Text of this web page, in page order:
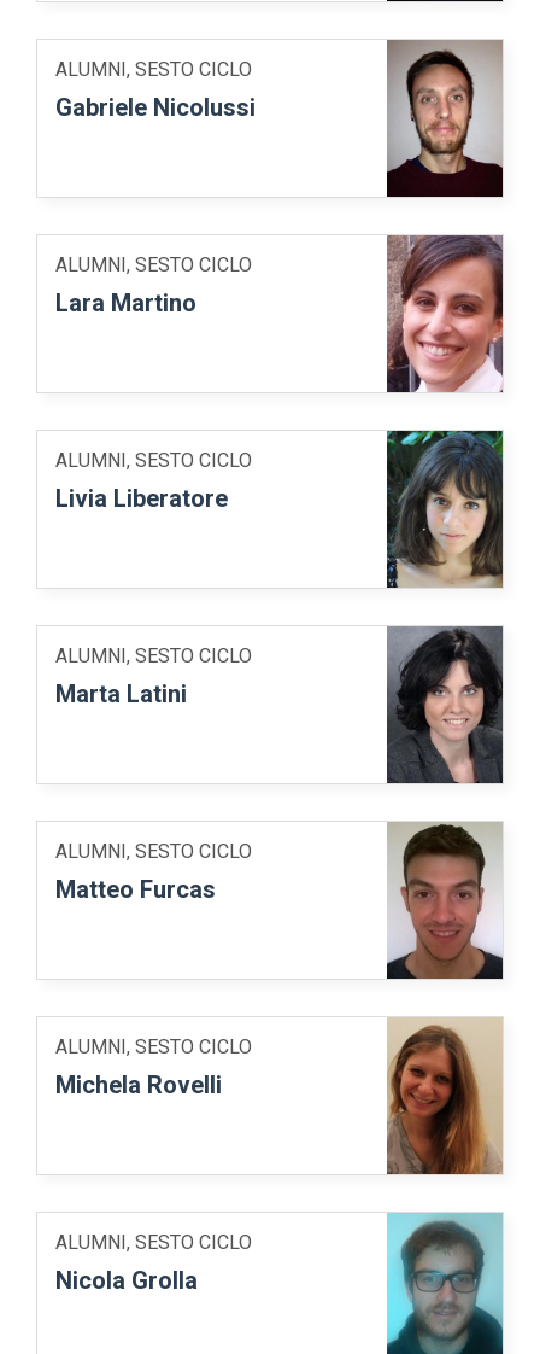
ALUMNI, SESTO CICLO
Gabriele Nicolussi
ALUMNI, SESTO CICLO
Lara Martino
ALUMNI, SESTO CICLO
Livia Liberatore
ALUMNI, SESTO CICLO
Marta Latini
ALUMNI, SESTO CICLO
Matteo Furcas
ALUMNI, SESTO CICLO
Michela Rovelli
ALUMNI, SESTO CICLO
Nicola Grolla